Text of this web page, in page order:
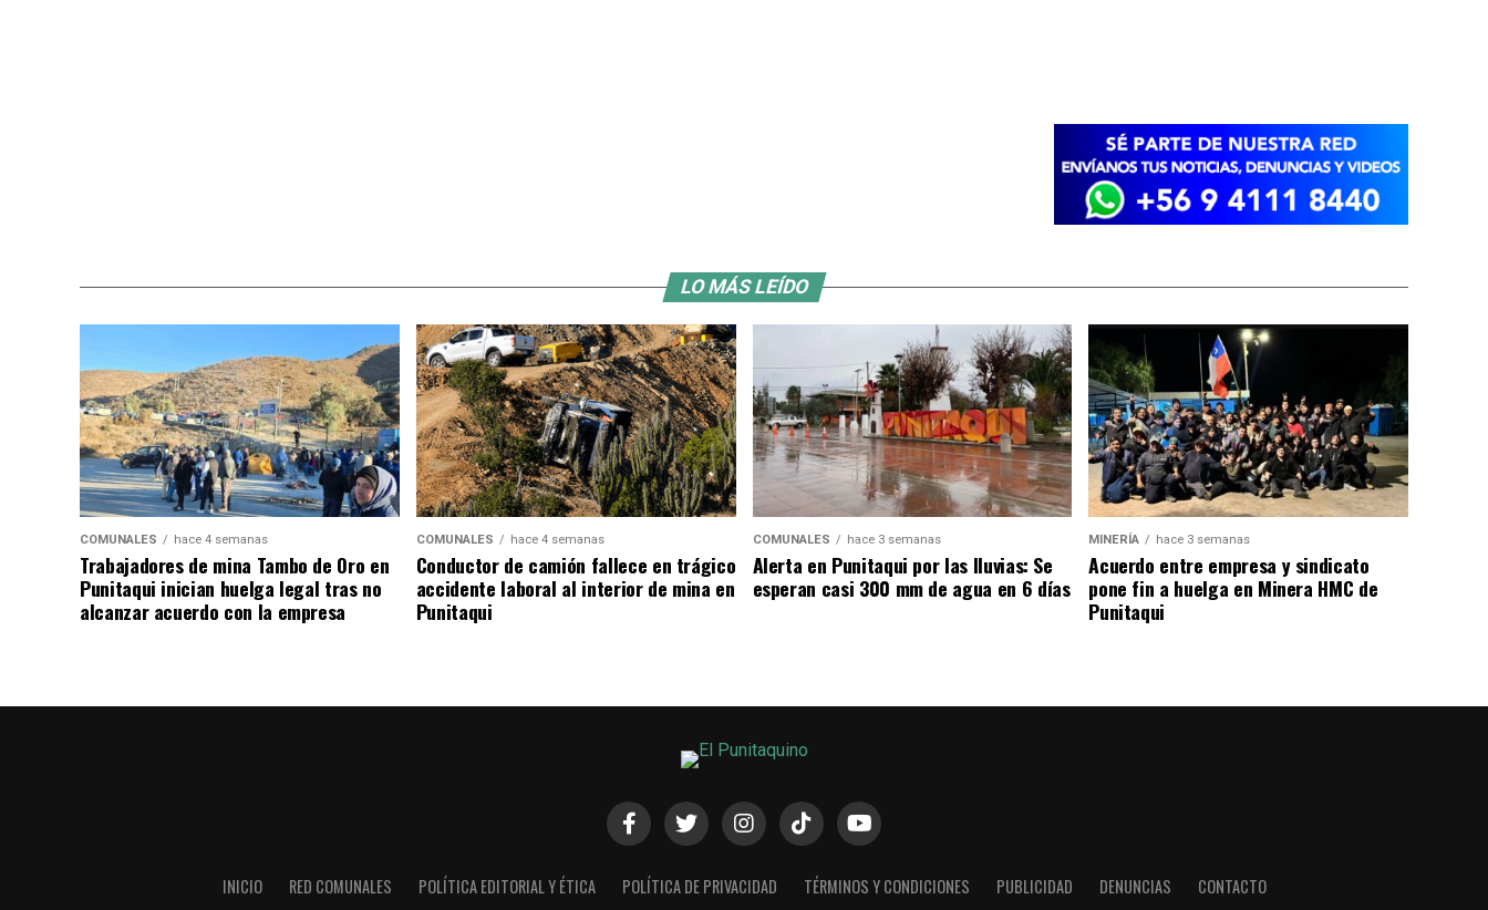
LO MÁS LEÍDO
COMUNALES hace 4 semanas
Trabajadores de mina Tambo de Oro en
Punitaqui inician huelga legal tras no
alcanzar acuerdo con la empresa
COMUNALES hace 4 semanas
Conductor de camión fallece en trágico
accidente laboral al interior de mina en
Punitaqui
COMUNALES hace 3 semanas
Alerta en Punitaqui por las lluvias: Se
esperan casi 300 mm de agua en 6 días
MINERÍA hace 3 semanas
Acuerdo entre empresa y sindicato
pone fin a huelga en Minera HMC de
Punitaqui
INICIO RED COMUNALES POLÍTICA EDITORIAL Y ÉTICA POLÍTICA DE PRIVACIDAD TÉRMINOS Y CONDICIONES PUBLICIDAD DENUNCIAS CONTACTO